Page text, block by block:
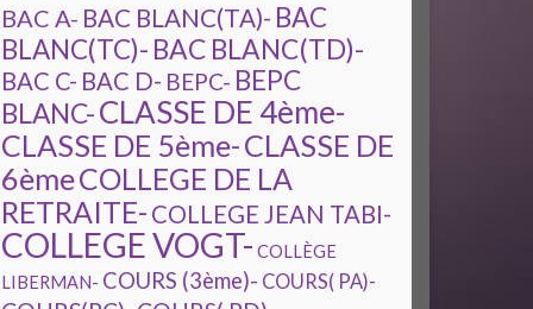
BAC A- BAC BLANC(TA)- BAC
BLANC(TC)- BAC BLANC(TD)-
BAC C- BAC D- BEPC- BEPC
BLANC-CLASSE DE 4ème-
CLASSE DE 5ème-CLASSE DE
6èmeCOLLEGE DE LA
RETRAITE- COLLEGE JEAN TABI-
COLLEGE VOGT- COLLÈGE
LIBERMAN- COURS (3ème)- COURS( PA)-